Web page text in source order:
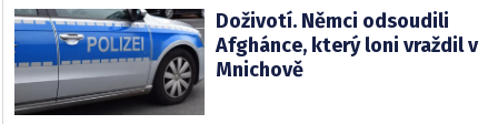
Doživotí. Němci odsoudili
Afghánce, který loni vraždil v
Mnichově